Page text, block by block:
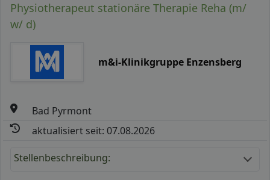
Physiotherapeut stationäre Therapie Reha (m/
w/ d)
m&i-Klinikgruppe Enzensberg
Bad Pyrmont
aktualisiert seit: 07.08.2026
Stellenbeschreibung: